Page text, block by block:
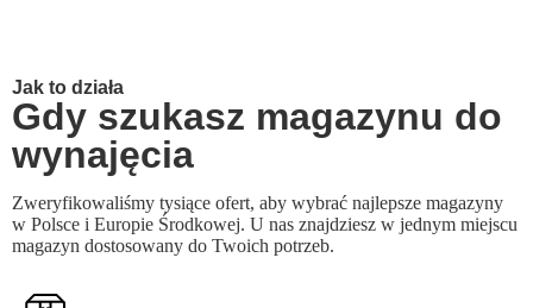
Jak to działa
Gdy szukasz magazynu do
wynajęcia
Zweryfikowaliśmy tysiące ofert, aby wybrać najlepsze magazyny
w Polsce i Europie Środkowej. U nas znajdziesz w jednym miejscu
magazyn dostosowany do Twoich potrzeb.